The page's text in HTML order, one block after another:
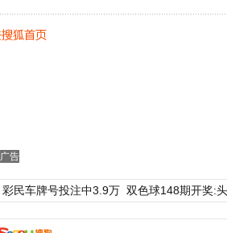
广告
彩民车牌号投注中3.9万 双色球148期开奖: